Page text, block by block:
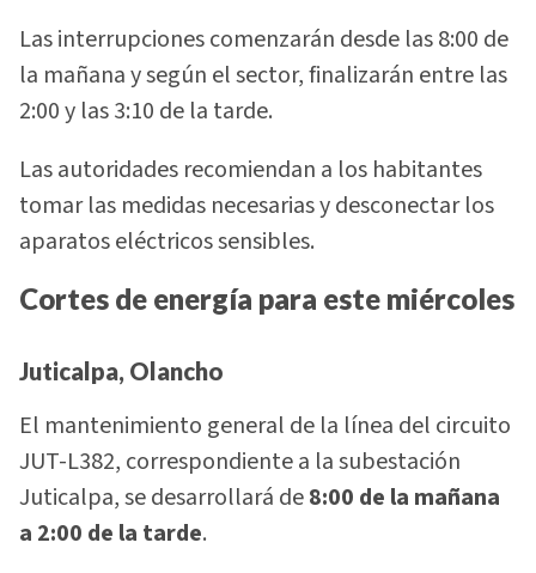
Las interrupciones comenzarán desde las 8:00 de
la mañana y según el sector, finalizarán entre las
2:00 y las 3:10 de la tarde.
Las autoridades recomiendan a los habitantes
tomar las medidas necesarias y desconectar los
aparatos eléctricos sensibles.
Cortes de energía para este miércoles
Juticalpa, Olancho
El mantenimiento general de la línea del circuito
JUT-L382, correspondiente a la subestación
Juticalpa, se desarrollará de8:00 de la mañana
a 2:00 de la tarde.